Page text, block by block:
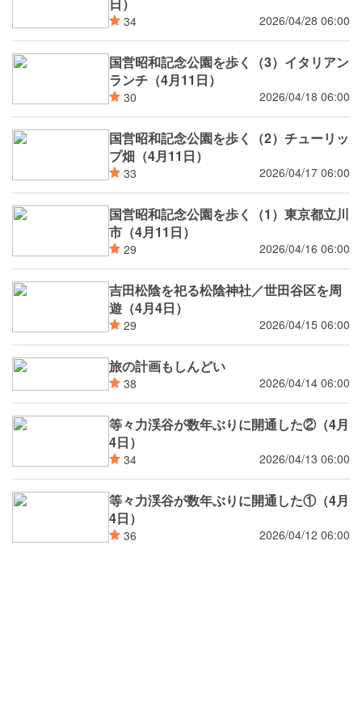
34 2026/04/28 06:00
国営昭和記念公園を歩く（3）イタリアン
ランチ（4月11日）
30 2026/04/18 06:00
国営昭和記念公園を歩く（2）チューリッ
プ畑（4月11日）
33 2026/04/17 06:00
国営昭和記念公園を歩く（1）東京都立川
市（4月11日）
29 2026/04/16 06:00
吉田松陰を祀る松陰神社／世田谷区を周
遊（4月4日）
29 2026/04/15 06:00
旅の計画もしんどい
38 2026/04/14 06:00
等々力渓谷が数年ぶりに開通した②（4月
4日）
34 2026/04/13 06:00
等々力渓谷が数年ぶりに開通した①（4月
4日）
36 2026/04/12 06:00